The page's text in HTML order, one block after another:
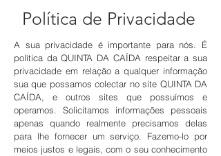
Política de Privacidade
A sua privacidade é importante para nós. É
política da QUINTA DA CAÍDA respeitar a sua
privacidade em relação a qualquer informação
sua que possamos colectar no site QUINTA DA
CAÍDA, e outros sites que possuímos e
operamos. Solicitamos informações pessoais
apenas quando realmente precisamos delas
para lhe fornecer um serviço. Fazemo-lo por
meios justos e legais, com o seu conhecimento